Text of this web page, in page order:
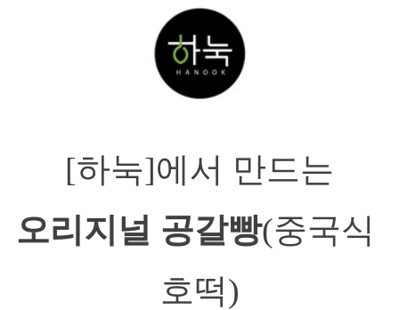
[하눅]에서 만드는
오리지널 공갈빵(중국식
호떡)